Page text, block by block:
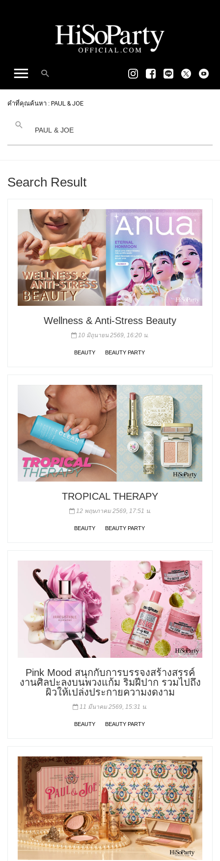
คำที่คุณค้นหา : PAUL & JOE
Search Result
Wellness & Anti-Stress Beauty
10 มิถุนายน 2569, 16:20 น.
BEAUTY BEAUTY PARTY
TROPICAL THERAPY
12 พฤษภาคม 2569, 17:51 น.
BEAUTY BEAUTY PARTY
Pink Mood สนุกกับการบรรจงสร้างสรรค์
งานศิลปะลงบนพวงแก้ม ริมฝีปาก รวมไปถึง
ผิวให้เปล่งประกายความงดงาม
11 มีนาคม 2569, 15:31 น.
BEAUTY BEAUTY PARTY